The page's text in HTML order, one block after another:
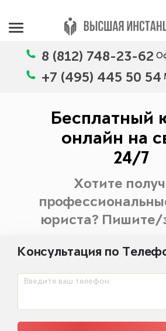
8 (812) 748-23-62
+7 (495) 445 50 54
Бесплатный
онлайн на
24/7
Хотите
юриста? Пишите/
Консультация по
Введите ваш телефон: